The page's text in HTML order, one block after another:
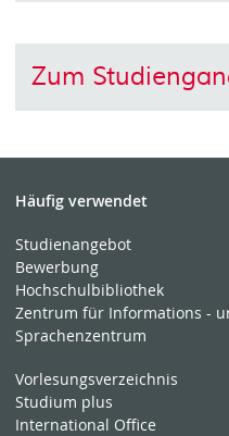
Zum
Häufig verwendet
Studienangebot
Bewerbung
Hochschulbibliothek
Zentrum für Informations -
Sprachenzentrum
Vorlesungsverzeichnis
Studium plus
International Office